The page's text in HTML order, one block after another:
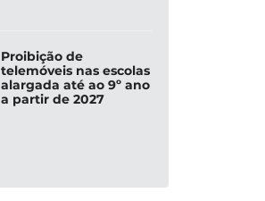
Proibição de
telemóveis nas escolas
alargada até ao 9º ano
a partir de 2027